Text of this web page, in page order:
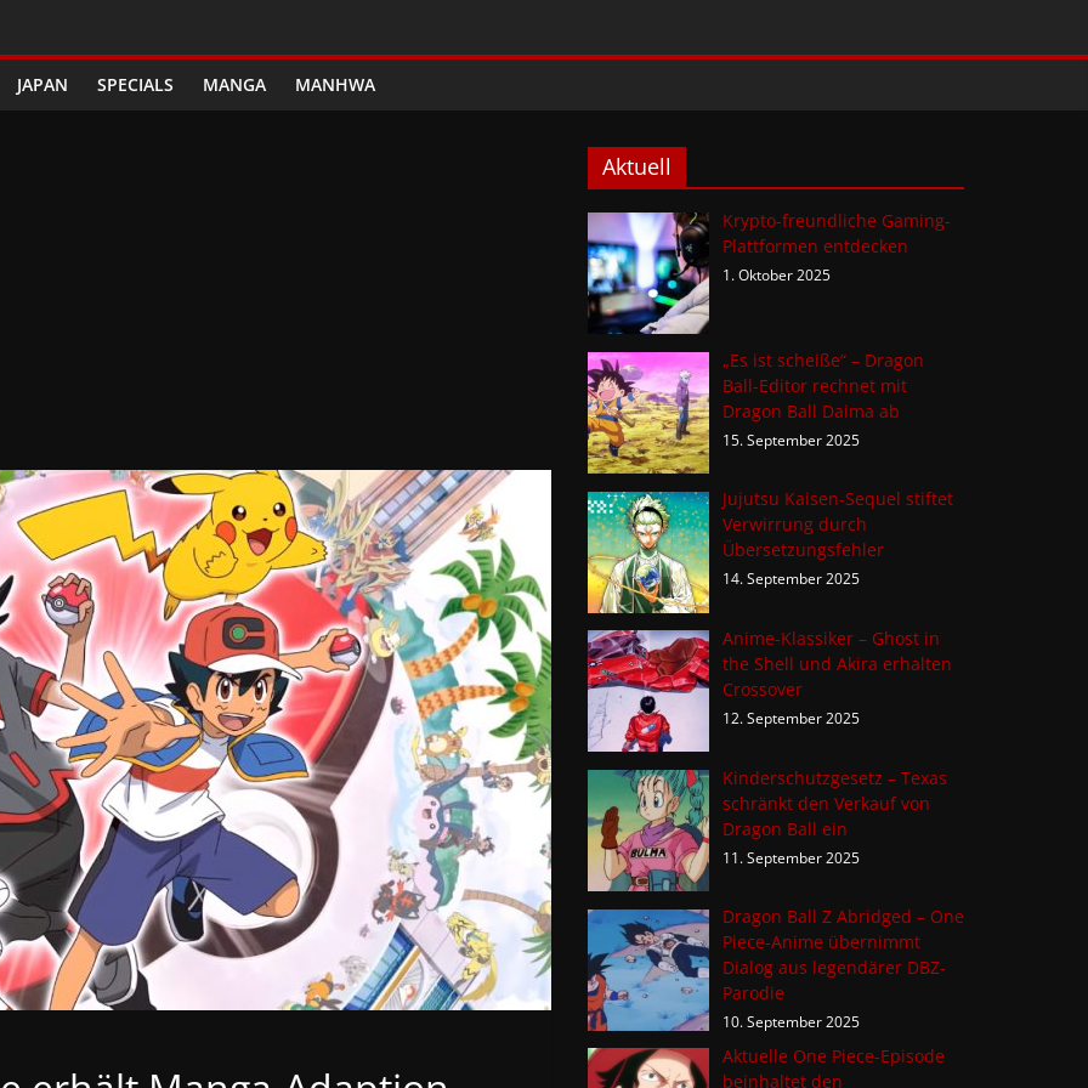
JAPAN SPECIALS MANGA MANHWA
Aktuell
Krypto-freundliche Gaming-
Plattformen entdecken
1. Oktober 2025
„Es ist scheiße“ – Dragon
Ball-Editor rechnet mit
Dragon Ball Daima ab
15. September 2025
Jujutsu Kaisen-Sequel stiftet
Verwirrung durch
Übersetzungsfehler
14. September 2025
Anime-Klassiker – Ghost in
the Shell und Akira erhalten
Crossover
12. September 2025
Kinderschutzgesetz – Texas
schränkt den Verkauf von
Dragon Ball ein
11. September 2025
Dragon Ball Z Abridged – One
Piece-Anime übernimmt
Dialog aus legendärer DBZ-
Parodie
10. September 2025
Aktuelle One Piece-Episode
beinhaltet den